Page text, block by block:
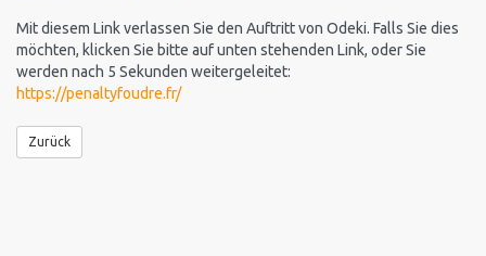
Mit diesem Link verlassen Sie den Auftritt von Odeki. Falls Sie dies
möchten, klicken Sie bitte auf unten stehenden Link, oder Sie
werden nach 5 Sekunden weitergeleitet:
https://penaltyfoudre.fr/
Zurück